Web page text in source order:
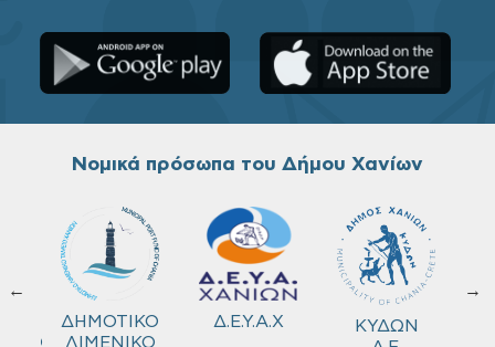
Νομικά πρόσωπα του Δήμου Χανίων
←
ΔΗΜΟΤΙΚΟ
ΛΙΜΕΝΙΚΟ
Δ.Ε.Υ.Α.Χ
ΚΥΔΩΝ
→